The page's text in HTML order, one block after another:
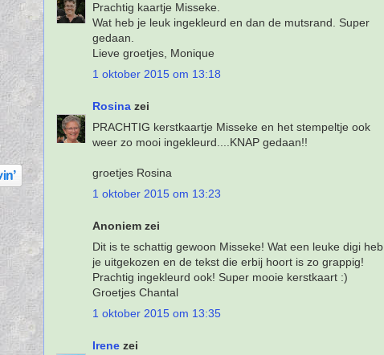
Prachtig kaartje Misseke.
Wat heb je leuk ingekleurd en dan de mutsrand. Super
gedaan.
Lieve groetjes, Monique
1 oktober 2015 om 13:18
Rosina zei
PRACHTIG kerstkaartje Misseke en het stempeltje ook
weer zo mooi ingekleurd....KNAP gedaan!!
groetjes Rosina
1 oktober 2015 om 13:23
Anoniem zei
Dit is te schattig gewoon Misseke! Wat een leuke digi heb
je uitgekozen en de tekst die erbij hoort is zo grappig!
Prachtig ingekleurd ook! Super mooie kerstkaart :)
Groetjes Chantal
1 oktober 2015 om 13:35
Irene zei